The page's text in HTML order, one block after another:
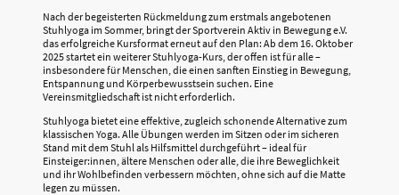
Nach der begeisterten Rückmeldung zum erstmals angebotenen
Stuhlyoga im Sommer, bringt der Sportverein Aktiv in Bewegung e.V.
das erfolgreiche Kursformat erneut auf den Plan: Ab dem 16. Oktober
2025 startet ein weiterer Stuhlyoga-Kurs, der offen ist für alle –
insbesondere für Menschen, die einen sanften Einstieg in Bewegung,
Entspannung und Körperbewusstsein suchen. Eine
Vereinsmitgliedschaft ist nicht erforderlich.
Stuhlyoga bietet eine effektive, zugleich schonende Alternative zum
klassischen Yoga. Alle Übungen werden im Sitzen oder im sicheren
Stand mit dem Stuhl als Hilfsmittel durchgeführt – ideal für
Einsteiger:innen, ältere Menschen oder alle, die ihre Beweglichkeit
und ihr Wohlbefinden verbessern möchten, ohne sich auf die Matte
legen zu müssen.